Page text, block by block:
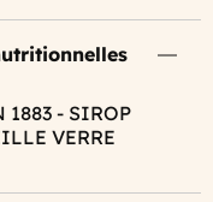
1883 - SIROP
VERRE